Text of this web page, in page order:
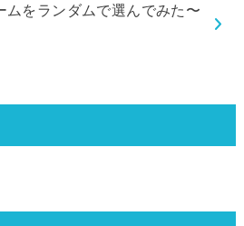
ムをランダムで選んでみた〜